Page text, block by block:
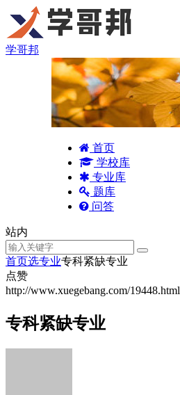
学哥邦
首页
学校库
专业库
题库
问答
站内
首页选专业专科紧缺专业
点赞
http://www.xuegebang.com/19448.html
专科紧缺专业